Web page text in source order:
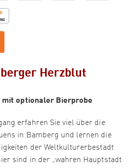
Herzblut
mit optionaler Bierprobe
erfahren Sie viel über die
in Bamberg und lernen die
der Weltkulturerbestadt
sind in der „wahren Hauptstadt